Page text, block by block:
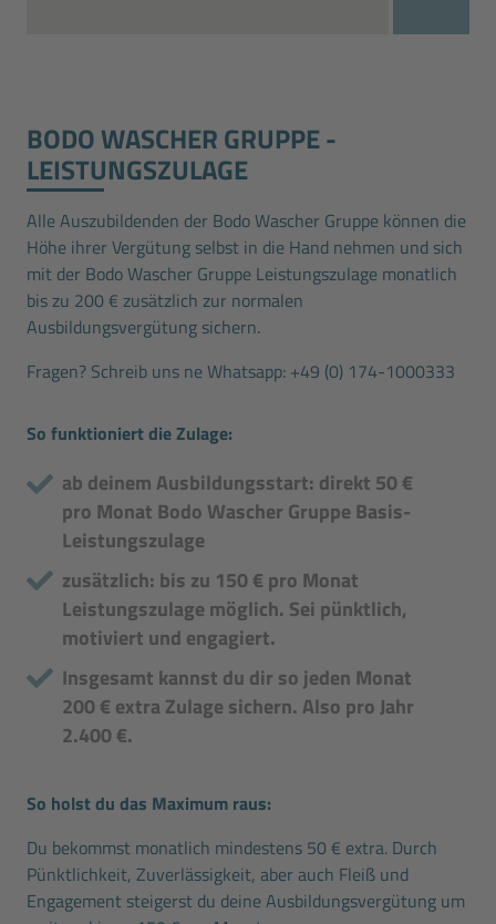
BODO WASCHER GRUPPE ­
LEISTUNGSZULAGE
Alle Auszubildenden der Bodo Wascher Gruppe können die
Höhe ihrer Vergütung selbst in die Hand nehmen und sich
mit der Bodo Wascher Gruppe Leistungszulage monatlich
bis zu 200 € zusätzlich zur normalen
Ausbildungsvergütung sichern.
Fragen? Schreib uns ne Whatsapp: +49 (0) 174-1000333
So funktioniert die Zulage:
ab deinem Ausbildungsstart: direkt 50 €
pro Monat Bodo Wascher Gruppe Basis-
Leistungszulage
zusätzlich: bis zu 150 € pro Monat
Leistungszulage möglich. Sei pünktlich,
motiviert und engagiert.
Insgesamt kannst du dir so jeden Monat
200 € extra Zulage sichern. Also pro Jahr
2.400 €.
So holst du das Maximum raus:
Du bekommst monatlich mindestens 50 € extra. Durch
Pünktlichkeit, Zuverlässigkeit, aber auch Fleiß und
Engagement steigerst du deine Ausbildungsvergütung um